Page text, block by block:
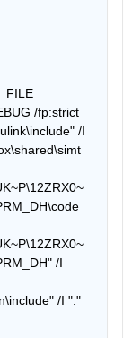
/fp:strict
/I
/I
/I "."